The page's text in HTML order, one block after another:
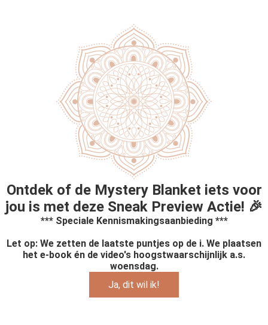
Ontdek of de Mystery Blanket iets voor
jou is met deze Sneak Preview Actie! 🎉
*** Speciale Kennismakingsaanbieding ***
Let op: We zetten de laatste puntjes op de i. We plaatsen
het e-book én de video's hoogstwaarschijnlijk a.s.
woensdag.
Ja, dit wil ik!